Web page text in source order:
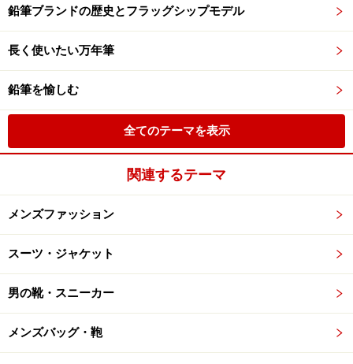
鉛筆ブランドの歴史とフラッグシップモデル
長く使いたい万年筆
鉛筆を愉しむ
全てのテーマを表示
関連するテーマ
メンズファッション
スーツ・ジャケット
男の靴・スニーカー
メンズバッグ・鞄